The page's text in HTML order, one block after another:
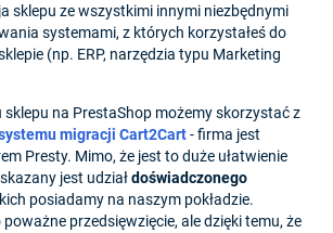
sklepu ze wszystkimi innymi niezbędnymi
systemami, z których korzystałeś do
(np. ERP, narzędzia typu Marketing
sklepu na PrestaShop możemy skorzystać z
migracji Cart2Cart- firma jest
Presty. Mimo, że jest to duże ułatwienie
jest udziałdoświadczonego
posiadamy na naszym pokładzie.
przedsięwzięcie, ale dzięki temu, że